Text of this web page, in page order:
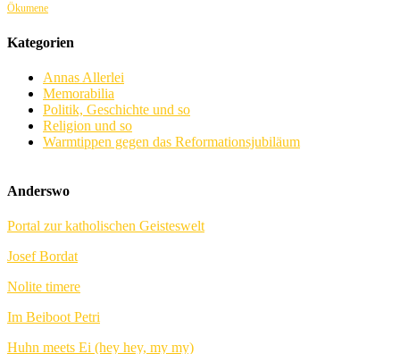
Ökumene
Kategorien
Annas Allerlei
Memorabilia
Politik, Geschichte und so
Religion und so
Warmtippen gegen das Reformationsjubiläum
Anderswo
Portal zur katholischen Geisteswelt
Josef Bordat
Nolite timere
Im Beiboot Petri
Huhn meets Ei (hey hey, my my)